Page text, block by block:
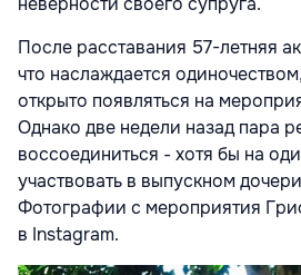
После расставания 57-летняя
что наслаждается
открыто появляться на
Однако две недели назад пара
воссоединиться - хотя бы на
участвовать в выпускном
Фотографии с мероприятия
в Instagram.